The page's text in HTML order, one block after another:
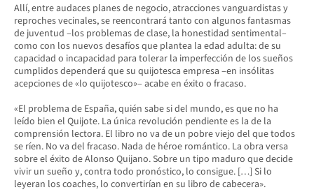
Allí, entre audaces planes de negocio, atracciones vanguardistas y
reproches vecinales, se reencontrará tanto con algunos fantasmas
de juventud –los problemas de clase, la honestidad sentimental–
como con los nuevos desafíos que plantea la edad adulta: de su
capacidad o incapacidad para tolerar la imperfección de los sueños
cumplidos dependerá que su quijotesca empresa –en insólitas
acepciones de «lo quijotesco»– acabe en éxito o fracaso.
«El problema de España, quién sabe si del mundo, es que no ha
leído bien el Quijote. La única revolución pendiente es la de la
comprensión lectora. El libro no va de un pobre viejo del que todos
se ríen. No va del fracaso. Nada de héroe romántico. La obra versa
sobre el éxito de Alonso Quijano. Sobre un tipo maduro que decide
vivir un sueño y, contra todo pronóstico, lo consigue. […] Si lo
leyeran los coaches, lo convertirían en su libro de cabecera».